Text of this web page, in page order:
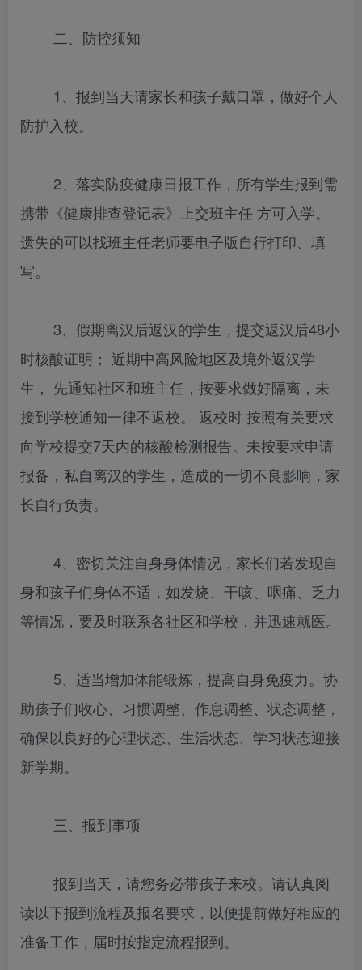
二、防控须知
1、报到当天请家长和孩子戴口罩，做好个人
防护入校。
2、落实防疫健康日报工作，所有学生报到需
携带《健康排查登记表》上交班主任 方可入学。
遗失的可以找班主任老师要电子版自行打印、填
写。
3、假期离汉后返汉的学生，提交返汉后48小
时核酸证明； 近期中高风险地区及境外返汉学
生， 先通知社区和班主任，按要求做好隔离，未
接到学校通知一律不返校。 返校时 按照有关要求
向学校提交7天内的核酸检测报告。未按要求申请
报备，私自离汉的学生，造成的一切不良影响，家
长自行负责。
4、密切关注自身身体情况，家长们若发现自
身和孩子们身体不适，如发烧、干咳、咽痛、乏力
等情况，要及时联系各社区和学校，并迅速就医。
5、适当增加体能锻炼，提高自身免疫力。协
助孩子们收心、习惯调整、作息调整、状态调整，
确保以良好的心理状态、生活状态、学习状态迎接
新学期。
三、报到事项
报到当天，请您务必带孩子来校。请认真阅
读以下报到流程及报名要求，以便提前做好相应的
准备工作，届时按指定流程报到。